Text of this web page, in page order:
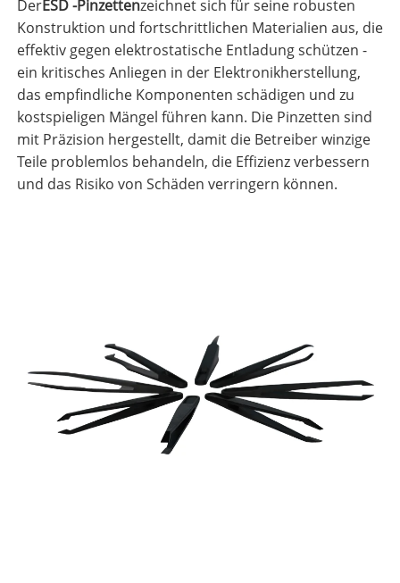
DerESD -Pinzettenzeichnet sich für seine robusten
Konstruktion und fortschrittlichen Materialien aus, die
effektiv gegen elektrostatische Entladung schützen -
ein kritisches Anliegen in der Elektronikherstellung,
das empfindliche Komponenten schädigen und zu
kostspieligen Mängel führen kann. Die Pinzetten sind
mit Präzision hergestellt, damit die Betreiber winzige
Teile problemlos behandeln, die Effizienz verbessern
und das Risiko von Schäden verringern können.